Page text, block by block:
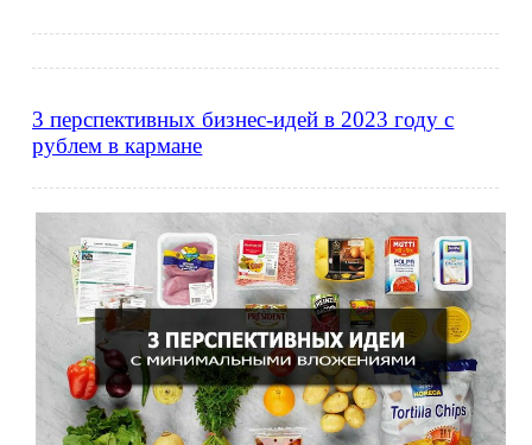
3 перспективных бизнес-идей в 2023 году с
рублем в кармане